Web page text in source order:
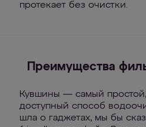
протекает без очистки.
Преимущества
Кувшины — самый
доступный способ
шла о гаджетах, мы бы